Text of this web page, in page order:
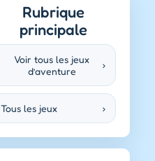
Rubrique
principale
Voir tous les jeux
d’aventure
›
Tous les jeux ›